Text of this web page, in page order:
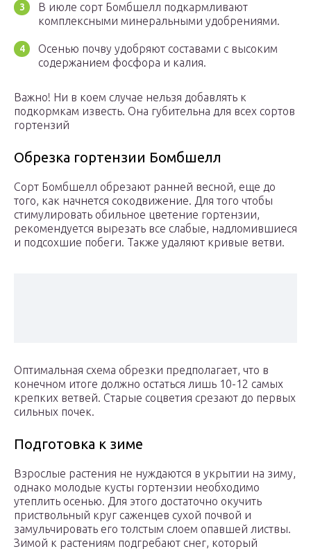
В июле сорт Бомбшелл подкармливают
комплексными минеральными удобрениями.
Осенью почву удобряют составами с высоким
содержанием фосфора и калия.
Важно! Ни в коем случае нельзя добавлять к
подкормкам известь. Она губительна для всех сортов
гортензий
Обрезка гортензии Бомбшелл
Сорт Бомбшелл обрезают ранней весной, еще до
того, как начнется сокодвижение. Для того чтобы
стимулировать обильное цветение гортензии,
рекомендуется вырезать все слабые, надломившиеся
и подсохшие побеги. Также удаляют кривые ветви.
Оптимальная схема обрезки предполагает, что в
конечном итоге должно остаться лишь 10-12 самых
крепких ветвей. Старые соцветия срезают до первых
сильных почек.
Подготовка к зиме
Взрослые растения не нуждаются в укрытии на зиму,
однако молодые кусты гортензии необходимо
утеплить осенью. Для этого достаточно окучить
приствольный круг саженцев сухой почвой и
замульчировать его толстым слоем опавшей листвы.
Зимой к растениям подгребают снег, который